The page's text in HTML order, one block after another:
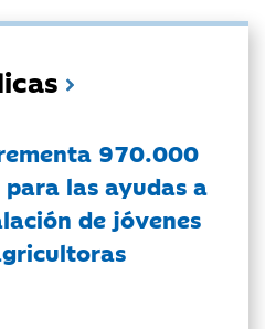
970.000
las ayudas a
de jóvenes